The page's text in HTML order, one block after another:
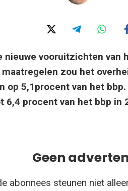
nieuwe vooruitzichten van
zou het
op 5,1procent van het
6,4 procent van het bbp in
Geen
abonnees steunen niet